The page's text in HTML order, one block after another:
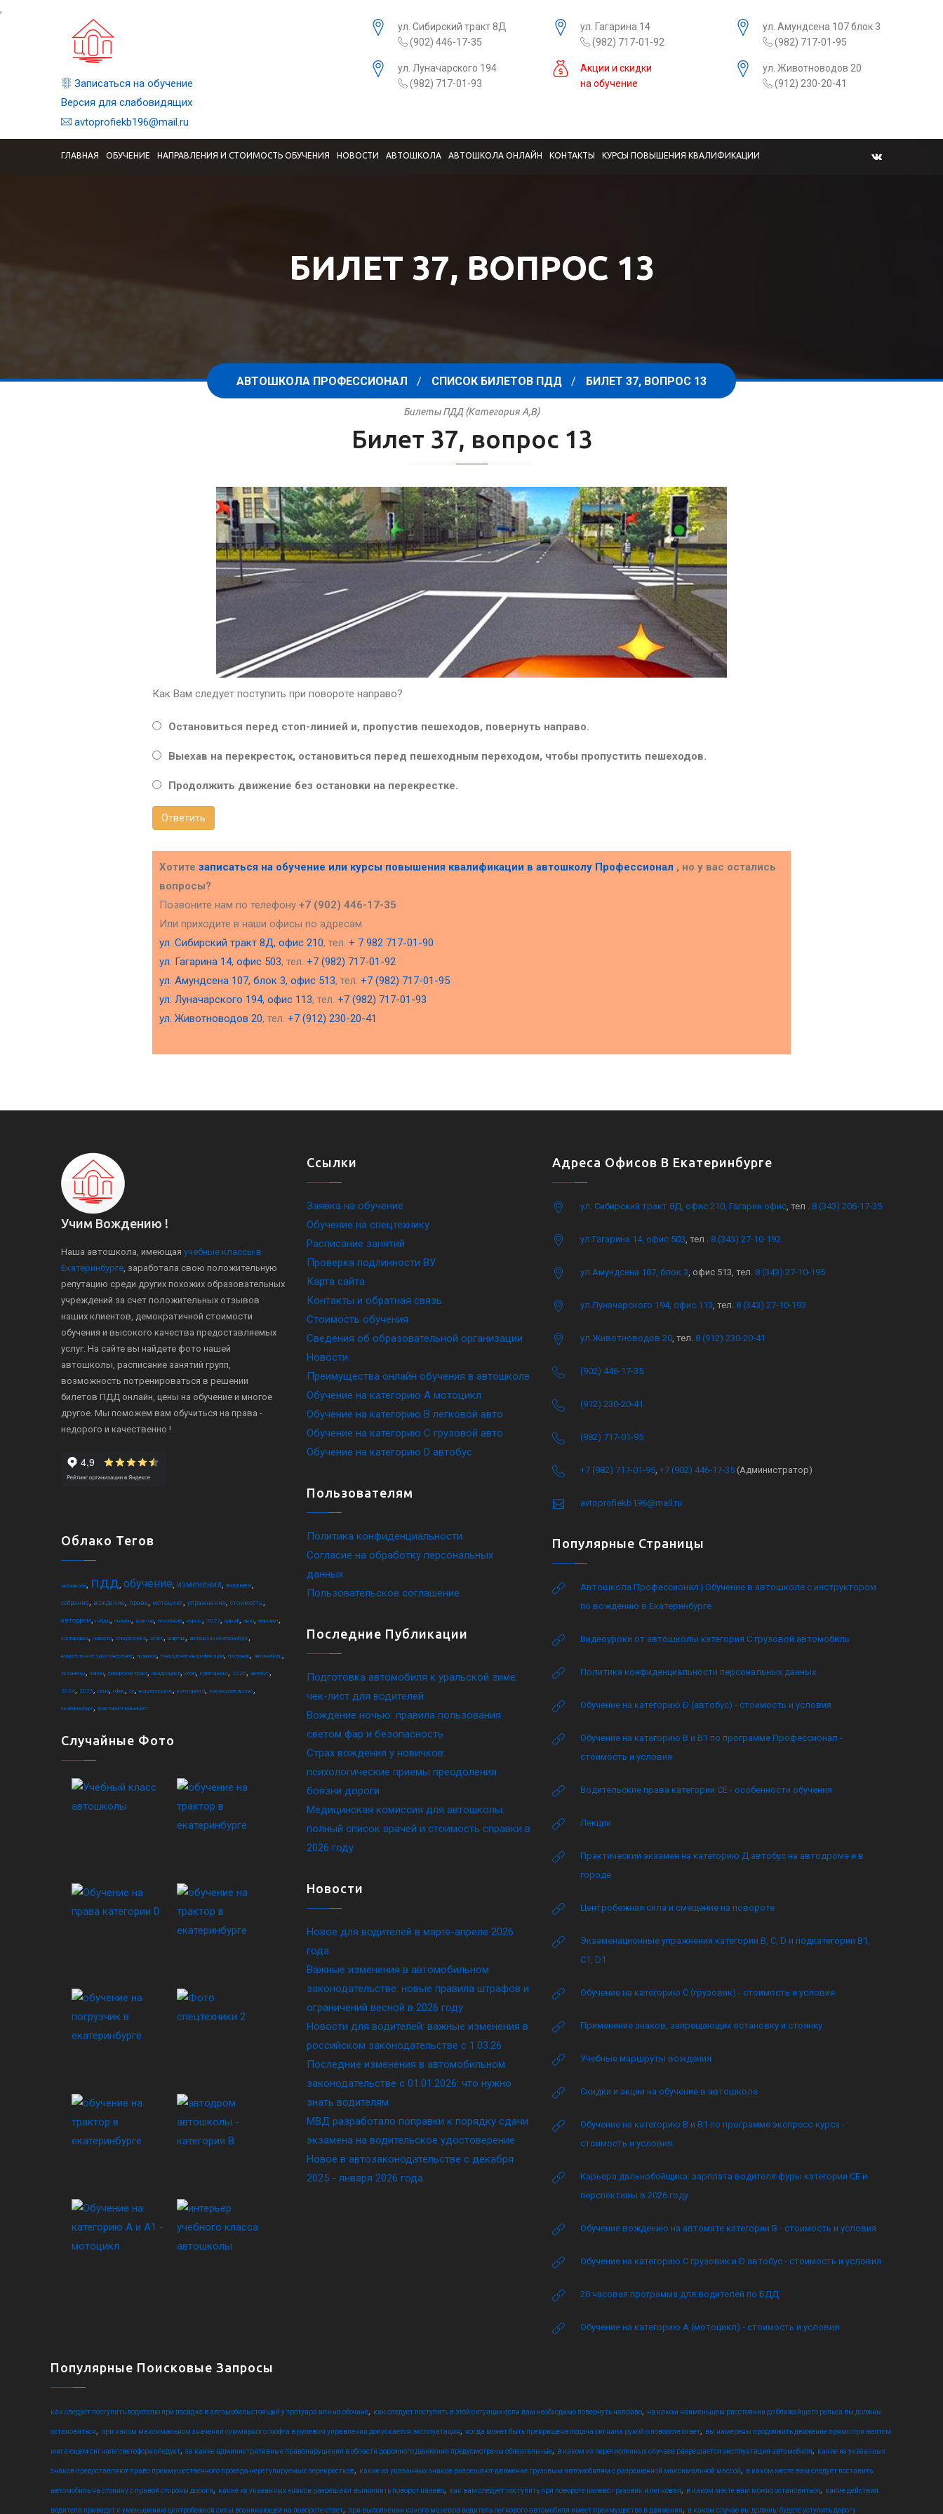
,
Записаться на обучение
Версия для слабовидящих
avtoprofiekb196@mail.ru
ул. Сибирский тракт 8Д
(902) 446-17-35
ул. Гагарина 14
(982) 717-01-92
ул. Амундсена 107 блок 3
(982) 717-01-95
ул. Луначарского 194
(982) 717-01-93
Акции и скидки
на обучение
ул. Животноводов 20
(912) 230-20-41
ГЛАВНАЯ ОБУЧЕНИЕ НАПРАВЛЕНИЯ И СТОИМОСТЬ ОБУЧЕНИЯ НОВОСТИ АВТОШКОЛА АВТОШКОЛА ОНЛАЙН КОНТАКТЫ КУРСЫ ПОВЫШЕНИЯ КВАЛИФИКАЦИИ
БИЛЕТ 37, ВОПРОС 13
АВТОШКОЛА ПРОФЕССИОНАЛ СПИСОК БИЛЕТОВ ПДД БИЛЕТ 37, ВОПРОС 13
Билеты ПДД (Категория A,B)
Билет 37, вопрос 13
Как Вам следует поступить при повороте направо?
Остановиться перед стоп-линией и, пропустив пешеходов, повернуть направо.
Выехав на перекресток, остановиться перед пешеходным переходом, чтобы пропустить пешеходов.
Продолжить движение без остановки на перекрестке.
Ответить
Хотите записаться на обучение или курсы повышения квалификации в автошколу Профессионал , но у вас остались
вопросы?
Позвоните нам по телефону +7 (902) 446-17-35
Или приходите в наши офисы по адресам
ул. Сибирский тракт 8Д, офис 210, тел. + 7 982 717-01-90
ул. Гагарина 14, офис 503, тел. +7 (982) 717-01-92
ул. Амундсена 107, блок 3, офис 513, тел. +7 (982) 717-01-95
ул. Луначарского 194, офис 113, тел. +7 (982) 717-01-93
ул. Животноводов 20, тел. +7 (912) 230-20-41
Учим Вождению !
Наша автошкола, имеющая учебные классы в
Екатеринбурге, заработала свою положительную
репутацию среди других похожих образовательных
учреждений за счет положительных отзывов
наших клиентов, демократичной стоимости
обучения и высокого качества предоставляемых
услуг. На сайте вы найдете фото нашей
автошколы, расписание занятий групп,
возможность потренироваться в решении
билетов ПДД онлайн, цены на обучение и многое
другое. Мы поможем вам обучиться на права -
недорого и качественно !
Облако Тегов
автошкола, пдд, обучение, изменения, экзамен,
собрание, вождение, права, мотоцикл, упражнения, стоимость,
автодром, гибдд, онлайн, трактор, техосмотр, курсы, 2022, штраф, авто, маршрут,
сортировка, новости, спецтехника, осаго, шарташ, автошкола екатеринбург,
водительское удостоверение, правила, повышение квалификации, грузовик, автомобиль,
экзамены, закон, сибирский тракт, квадроцикл, коап, категория c, 2025, автобус,
2024, 2023, цена, офис, ce, водительское, категория d, законодательство,
екатеринбург, тракторист-машинист
Случайные Фото
Ссылки
Заявка на обучение
Обучение на спецтехнику
Расписание занятий
Проверка подлинности ВУ
Карта сайта
Контакты и обратная связь
Стоимость обучения
Сведения об образовательной организации
Новости
Преимущества онлайн обучения в автошколе
Обучение на категорию A мотоцикл
Обучение на категорию B легковой авто
Обучение на категорию C грузовой авто
Обучение на категорию D автобус
Пользователям
Политика конфиденциальности
Согласие на обработку персональных
данных
Пользовательское соглашение
Последние Публикации
Подготовка автомобиля к уральской зиме:
чек-лист для водителей
Вождение ночью: правила пользования
светом фар и безопасность
Страх вождения у новичков:
психологические приемы преодоления
боязни дороги
Медицинская комиссия для автошколы:
полный список врачей и стоимость справки в
2026 году
Новости
Новое для водителей в марте-апреле 2026
года
Важные изменения в автомобильном
законодательстве: новые правила штрафов и
ограничений весной в 2026 году
Новости для водителей: важные изменения в
российском законодательстве c 1.03.26
Последние изменения в автомобильном
законодательстве c 01.01.2026: что нужно
знать водителям
МВД разработало поправки к порядку сдачи
экзамена на водительское удостоверение
Новое в автозаконодательстве с декабря
2025 - января 2026 года
Адреса Офисов В Екатеринбурге
ул. Сибирский тракт 8Д, офис 210, Гагарин офис, тел . 8 (343) 206-17-35
ул.Гагарина 14, офис 503, тел . 8 (343) 27-10-192
ул.Амундсена 107, блок 3, офис 513, тел. 8 (343) 27-10-195
ул.Луначарского 194, офис 113, тел. 8 (343) 27-10-193
ул.Животноводов 20, тел. 8 (912) 230-20-41
(902) 446-17-35
(912) 230-20-41
(982) 717-01-95
+7 (982) 717-01-95, +7 (902) 446-17-35 (Администратор)
avtoprofiekb196@mail.ru
Популярные Страницы
Автошкола Профессионал | Обучение в автошколе с инструктором
по вождению в Екатеринбурге
Видеоуроки от автошколы категория C грузовой автомобиль
Политика конфиденциальности персональных данных
Обучение на категорию D (автобус) - стоимость и условия
Обучение на категорию B и B1 по программе Профессионал -
стоимость и условия
Водительские права категории CE - особенности обучения
Лекции
Практический экзамен на категорию Д автобус на автодроме и в
городе
Центробежная сила и смещение на повороте
Экзаменационные упражнения категории B, C, D и подкатегории B1,
C1, D1
Обучение на категорию C (грузовик) - стоимость и условия
Применение знаков, запрещающих остановку и стоянку
Учебные маршруты вождения
Скидки и акции на обучение в автошколе
Обучение на категорию B и B1 по программе экспресс-курса -
стоимость и условия
Карьера дальнобойщика: зарплата водителя фуры категории CE и
перспективы в 2026 году
Обучение вождению на автомате категории B - стоимость и условия
Обучение на категорию C грузовик и D автобус - стоимость и условия
20 часовая программа для водителей по БДД
Обучение на категорию А (мотоцикл) - стоимость и условия
Популярные Поисковые Запросы
как следует поступить водителю при посадке в автомобиль стоящий у тротуара или на обочине, как следует поступить в этой ситуации если вам необходимо повернуть направо, на каком наименьшем расстоянии до ближайшего рельса вы должны
остановиться, при каком максимальном значении суммарного люфта в рулевом управлении допускается эксплуатация, когда может быть прекращена подача сигнала рукой о повороте ответ, вы намерены продолжить движение прямо при желтом
мигающем сигнале светофора следует, за какие административные правонарушения в области дорожного движения предусмотрены обязательные, в каком из перечисленных случаев разрешается эксплуатация автомобиля, какие из указанных
знаков предоставляют право преимущественного проезда нерегулируемых перекрестков, какие из указанных знаков разрешают движение грузовым автомобилям с разрешенной максимальной массой, в каком месте вам следует поставить
автомобиль на стоянку с правой стороны дороги, какие из указанных знаков разрешают выполнить поворот налево, как вам следует поступить при повороте налево грузовик и легковая, в каком месте вам можно остановиться, какие действия
водителя приведут к уменьшению центробежной силы возникающей на повороте ответ, при выполнении какого маневра водитель легкового автомобиля имеет преимущество в движении, в каком случае вы должны будете уступить дорогу